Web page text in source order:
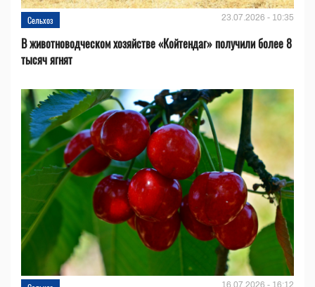
Сельхоз 23.07.2026 - 10:35
В животноводческом хозяйстве «Койтендаг» получили более 8
тысяч ягнят
16.07.2026 - 16:12